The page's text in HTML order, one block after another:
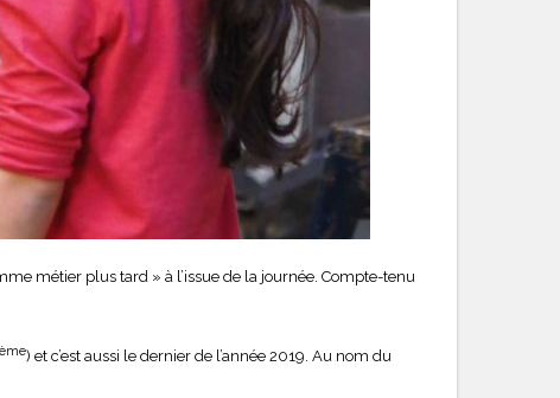
métier plus tard » à l’issue de la journée. Compte-tenu
ème) et c’est aussi le dernier de l’année 2019. Au nom du